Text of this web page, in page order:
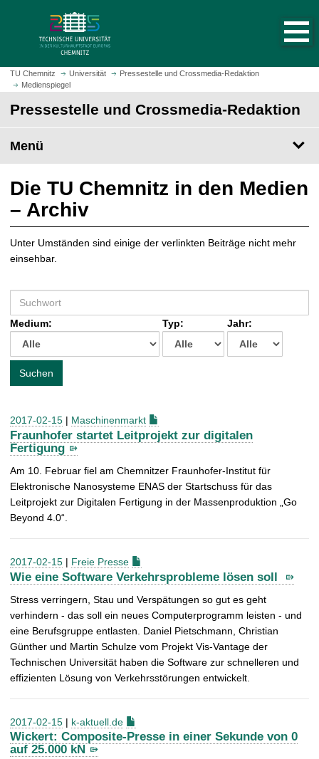
m
H
t
s
i
e
a
u
f
r
u
f
e
TU Chemnitz Universität
Pressestelle und Crossmedia-Redaktion
Medienspiegel
Pressestelle und Crossmedia-Redaktion
Menü
Die TU Chemnitz in den Medien
– Archiv
Unter Umständen sind einige der verlinkten Beiträge nicht mehr
einsehbar.
u
c
e
h
:
Medium: Typ: Jahr:
Suchen
2017-02-15 | Maschinenmarkt
Fraunhofer startet Leitprojekt zur digitalen
Fertigung
Am 10. Februar fiel am Chemnitzer Fraunhofer-Institut für
Elektronische Nanosysteme ENAS der Startschuss für das
Leitprojekt zur Digitalen Fertigung in der Massenproduktion „Go
Beyond 4.0“.
2017-02-15 | Freie Presse
Wie eine Software Verkehrsprobleme lösen soll
Stress verringern, Stau und Verspätungen so gut es geht
verhindern - das soll ein neues Computerprogramm leisten - und
eine Berufsgruppe entlasten.
Daniel Pietschmann, Christian
Günther und Martin Schulze vom Projekt Vis-Vantage der
Technischen Universität haben die Software zur schnelleren und
effizienten Lösung von Verkehrsstörungen entwickelt.
2017-02-15 | k-aktuell.de
Wickert: Composite-Presse in einer Sekunde von 0
auf 25.000 kN